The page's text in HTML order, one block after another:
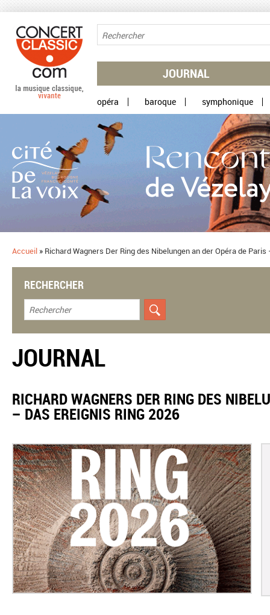
JOURNAL
opéra baroque symphonique
Accueil » Richard Wagners Der Ring des Nibelungen an der Opéra de
RECHERCHER
JOURNAL
RICHARD WAGNERS DER RING DES
– DAS EREIGNIS RING 2026